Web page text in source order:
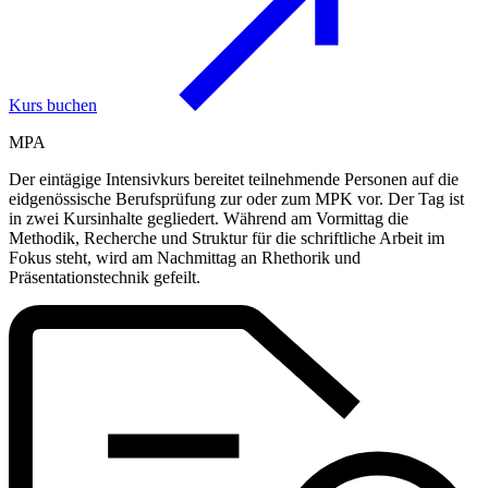
Kurs buchen
MPA
Der eintägige Intensivkurs bereitet teilnehmende Personen auf die
eidgenössische Berufsprüfung zur oder zum MPK vor. Der Tag ist
in zwei Kursinhalte gegliedert. Während am Vormittag die
Methodik, Recherche und Struktur für die schriftliche Arbeit im
Fokus steht, wird am Nachmittag an Rhethorik und
Präsentationstechnik gefeilt.